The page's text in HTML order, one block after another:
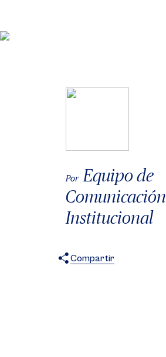
Por Equipo de
Comunicación
Institucional
Compartir